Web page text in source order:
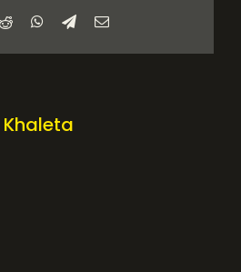
Reddit WhatsApp
Telegram
E-
Khaleta